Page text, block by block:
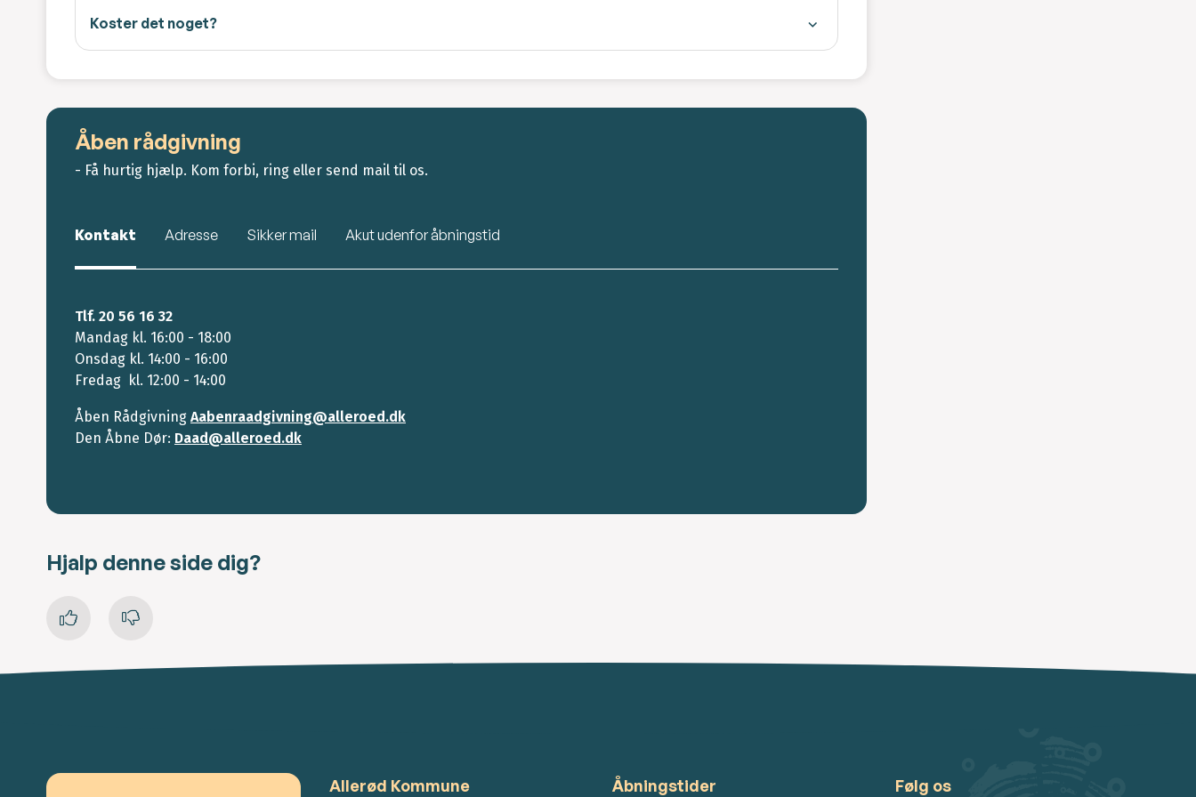
Koster det noget?
Åben rådgivning
- Få hurtig hjælp. Kom forbi, ring eller send mail til os.
Kontakt Adresse Sikker mail Akut udenfor åbningstid
Tlf. 20 56 16 32
Mandag kl. 16:00 - 18:00
Onsdag kl. 14:00 - 16:00
Fredag kl. 12:00 - 14:00
Åben Rådgivning Aabenraadgivning@alleroed.dk
Den Åbne Dør: Daad@alleroed.dk
Hjalp denne side dig?
Allerød Kommune Åbningstider Følg os